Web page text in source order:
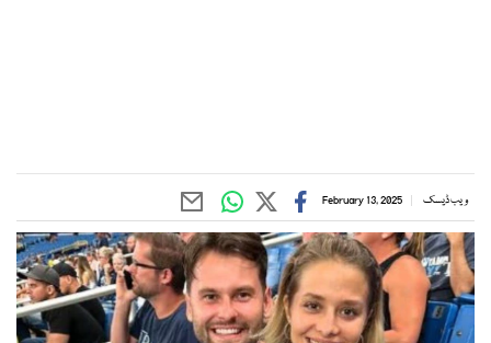
ویب ڈیسک February 13, 2025